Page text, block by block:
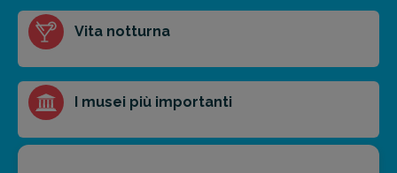
FAI PREVENTIVO
Vita notturna
I musei più importanti